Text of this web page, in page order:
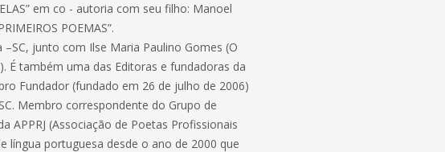
em co - autoria com seu filho: Manoel
POEMAS”.
–SC, junto com Ilse Maria Paulino Gomes (O
É também uma das Editoras e fundadoras da
Fundador (fundado em 26 de julho de 2006)
Membro correspondente do Grupo de
APPRJ (Associação de Poetas Profissionais
língua portuguesa desde o ano de 2000 que